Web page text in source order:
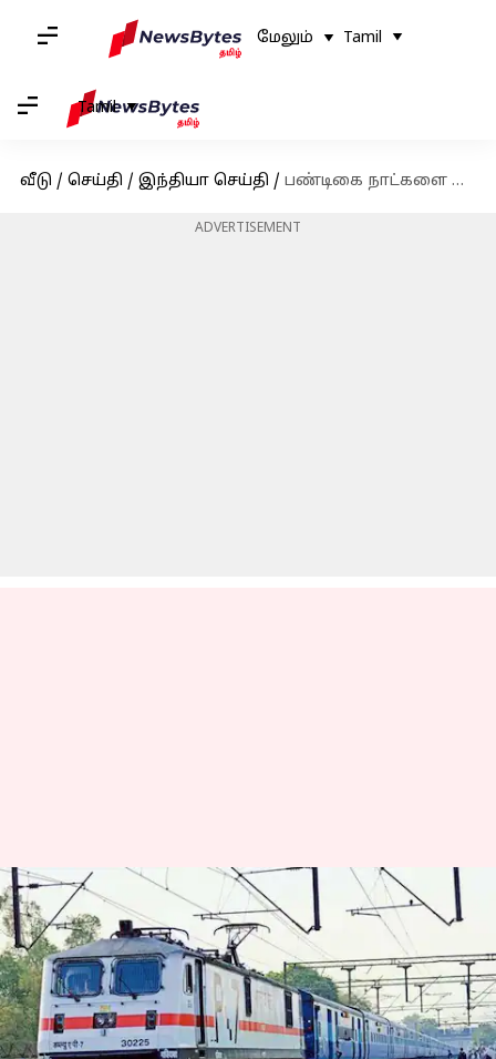
மேலும் Tamil
Tamil
வீடு / செய்தி / இந்தியா செய்தி / பண்டிகை நாட்களை முன்னிட்டு சிறப்பு ரயில்களை அறிவித்துள்ளது தெற்கு ரயில்வே
ADVERTISEMENT
பண்டிகை நாட்களை
முன்னிட்டு சிறப்பு
ரயில்களை
அறிவித்துள்ளது தெற்கு
ரயில்வே